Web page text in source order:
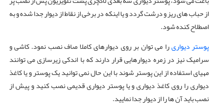
از حباب های ریز و درشت گردد و یا اینکه در برخی از نقاط از دیوار جدا شده و به
اصطلاح کنده شود.
پوستر دیواریرا می توان بر روی دیوارهای کاملا صاف نصب نمود. کاشی و
سرامیک نیز در زمره دیوارهایی قرار دارند که با اندکی زیرسازی می توانند
مهیای استفاده از این پوستر شوند با این حال نمی توانید یک پوستر و یا کاغذ
دیواری را روی کاغذ دیواری و یا پوستر دیواری قدیمی نصب کنید و پیش از
نصب باید آن ها را از دیوار جدا نمایید.